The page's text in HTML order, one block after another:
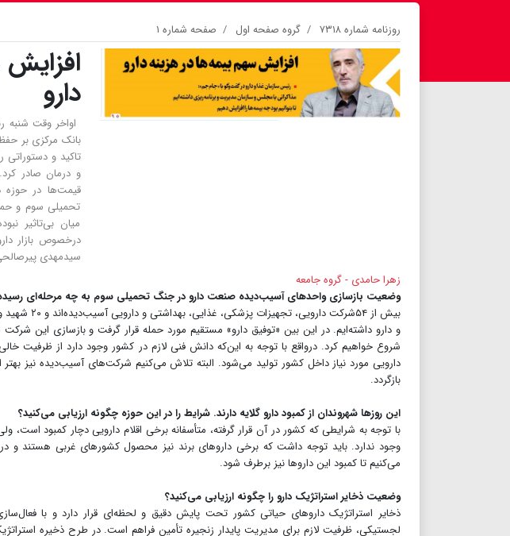
روزنامه شماره ۷۳۱۸ گروه صفحه اول صفحه شماره ۱
دارو
اواخر وقت
بانک مرکزی بر
تاکید و
و درمان صادر
قیمت‌ها در حوزه
تحمیلی سوم و
میان بی‌تاثیر
درخصوص بازار
سیدمهدی
زهرا حامدی - گروه جامعه
وضعیت بازسازی واحدهای آسیب‌دیده صنعت دارو در جنگ تحمیلی سوم به چه مرحله‌ای
بیش از
و دارو داشته‌ایم. در این بین «توفیق دارو» مستقیم مورد حمله قرار گرفت و بازسازی این
شروع خواهیم کرد. درواقع با توجه به این‌که دانش فنی لازم در کشور وجود دارد از ظرفیت
دارویی مورد نیاز داخل کشور تولید می‌شود. البته تلاش می‌کنیم شرکت‌های آسیب‌دیده نیز
بازگردد‌.
این روزها شهروندان از کمبود‌‌ دارو گلایه دارند. شرایط را در این حوزه چگونه ارزیابی می‌کنید؟
با توجه به شرایطی که کشور در آن قرار گرفته، متأسفانه برخی اقلام دارویی دچار کمبود
وجود ندارد. باید توجه داشت که‌ برخی داروهای برند نیز محصول کشورهای غربی هستند و
می‌کنیم تا کمبود‌ این داروها نیز برطرف شود.
وضعیت ذخایر استراتژیک دارو را چگونه ارزیابی می‌کنید؟
ذخایر استراتژیک داروهای حیاتی کشور تحت پایش دقیق و لحظه‌ای قرار دارد و با